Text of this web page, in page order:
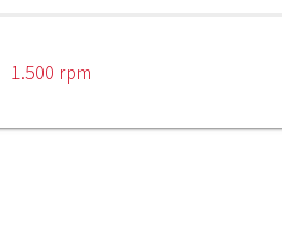
1.500 rpm